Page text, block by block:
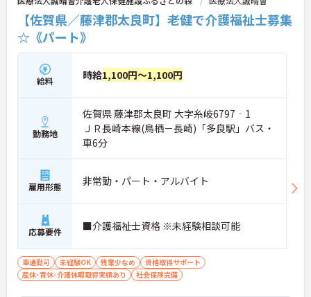
【佐賀県／藤津郡太良町】老健で介護福祉士募集
☆《パート》
給料 時給1,100円～1,100円
勤務地
佐賀県 藤津郡太良町 大字糸岐6797‐1
ＪＲ長崎本線(鳥栖－長崎)「多良駅」バス・
車6分
雇用形態 非常勤・パート・アルバイト
応募要件 ■介護福祉士資格 ※未経験相談可能
車通勤可 未経験OK 残業少なめ
資格取得サポート
産休･育休･介護休暇取得実績あり
社会保険完備